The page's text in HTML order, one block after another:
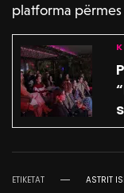
platforma
ETIKETAT ASTRIT